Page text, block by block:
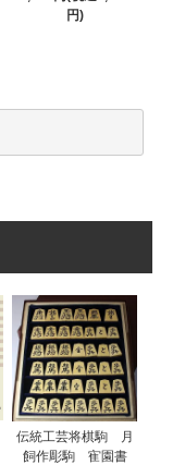
円)
伝統工芸将棋駒 月
飼作彫駒 寉園書